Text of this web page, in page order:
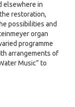
elsewhere in
restoration,
possibilities and
organ
programme
arrangements of
Music” to